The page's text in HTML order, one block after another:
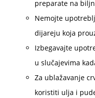
preparate na
Nemojte
dijareju koja
Izbegavajte
u slučajevima
Za ublažavanje
koristiti ulja i